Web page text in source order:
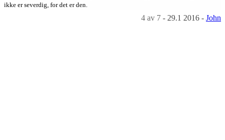
ikke er severdig, for det er den.
4 av 7 - 29.1 2016 - John